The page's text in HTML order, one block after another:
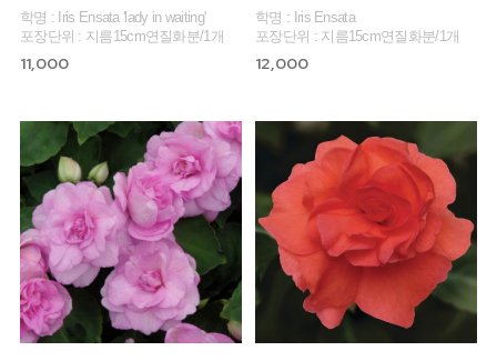
학명 : Iris Ensata 'lady in waiting'
포장단위 : 지름15cm연질화분/1개
11,000
학명 : Iris Ensata
포장단위 : 지름15cm연질화분/1개
12,000